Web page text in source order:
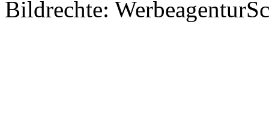
Bildrechte: